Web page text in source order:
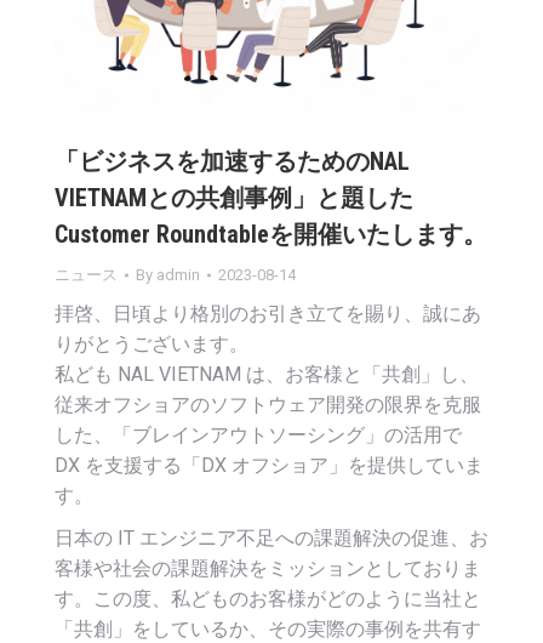
「ビジネスを加速するためのNAL
VIETNAMとの共創事例」と題した
Customer Roundtableを開催いたします。
ニュース By admin 2023-08-14
拝啓、日頃より格別のお引き立てを賜り、誠にあ
りがとうございます。
私ども NAL VIETNAM は、お客様と「共創」し、
従来オフショアのソフトウェア開発の限界を克服
した、「ブレインアウトソーシング」の活用で
DX を支援する「DX オフショア」を提供していま
す。
日本の IT エンジニア不足への課題解決の促進、お
客様や社会の課題解決をミッションとしておりま
す。この度、私どものお客様がどのように当社と
「共創」をしているか、その実際の事例を共有す